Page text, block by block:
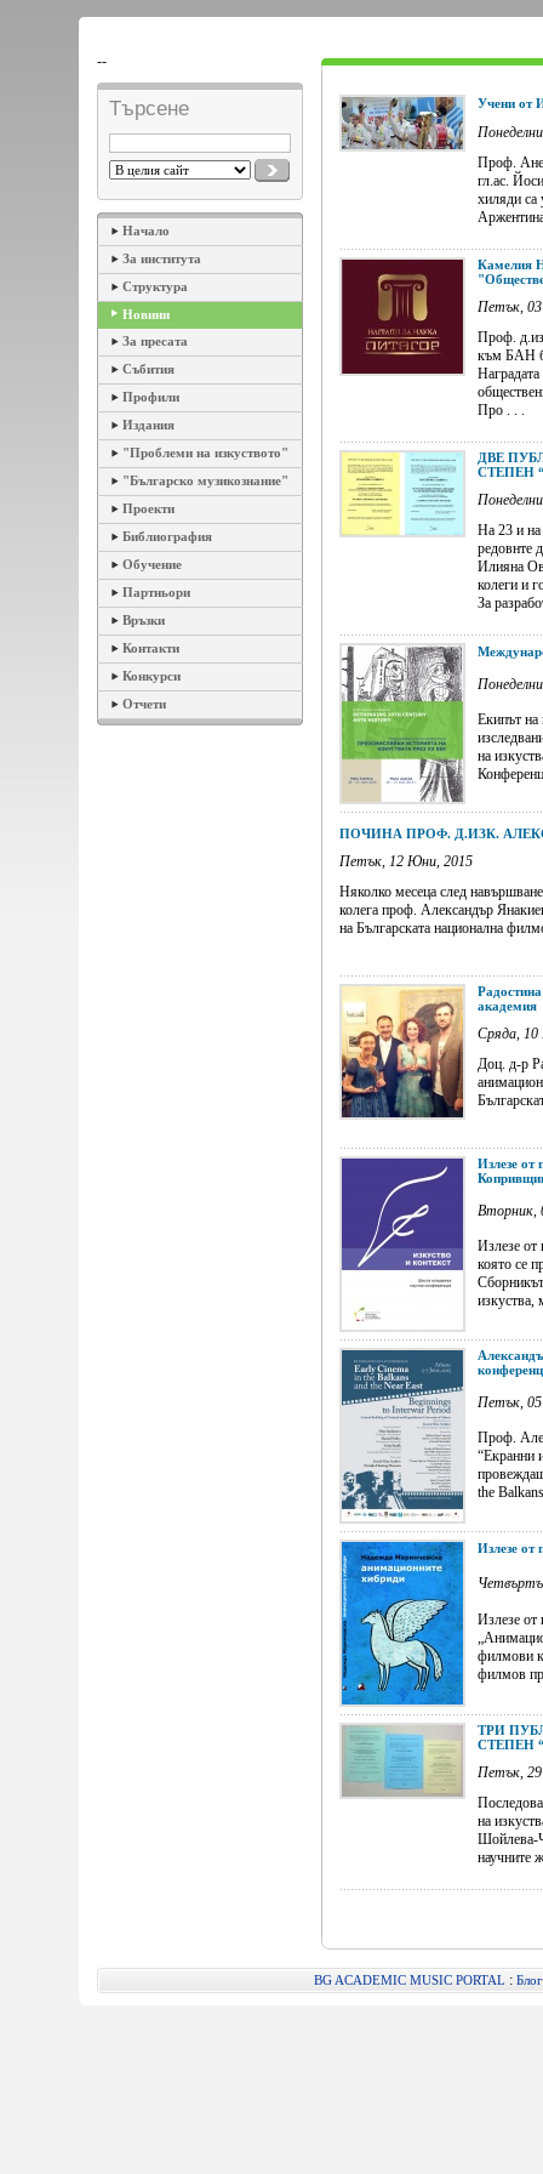
--
Търсене
Начало
За института
Структура
Новини
За пресата
Събития
Профили
Издания
"Проблеми на изкуството"
"Българско музикознание"
Проекти
Библиография
Обучение
Партньори
Връзки
Контакти
Конкурси
Отчети
Учени от
Проф.
гл.ас.
хиляди са
Камелия
Петък,
Проф.
към БАН
Про . . .
ДВЕ
СТЕПЕН
На 23 и на
редовнте
Илияна
колеги и
За
Екипът на
на
ПОЧИНА ПРОФ. Д.ИЗК.
Петък, 12 Юни, 2015
Няколко месеца след
колега проф. Александър
на Българската национална
академия
Сряда,
Доц. д-р
Излезе от
Вторник,
Излезе от
която се
изкуства,
Петък,
Проф.
“Екранни
the
Излезе
Излезе от
филмови
филмов
ТРИ
СТЕПЕН
Петък,
на
Шойлева-
научните
BG ACADEMIC MUSIC PORTAL : Блог